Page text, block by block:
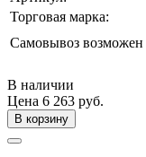
Торговая марка:
Самовывоз возможен
В наличии
Цена 6 263 руб.
В корзину